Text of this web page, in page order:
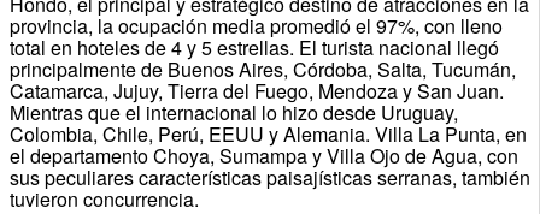
provincia, la ocupación media promedió el 97%, con lleno
total en hoteles de 4 y 5 estrellas. El turista nacional llegó
principalmente de Buenos Aires, Córdoba, Salta, Tucumán,
Catamarca, Jujuy, Tierra del Fuego, Mendoza y San Juan.
Mientras que el internacional lo hizo desde Uruguay,
Colombia, Chile, Perú, EEUU y Alemania. Villa La Punta, en
el departamento Choya, Sumampa y Villa Ojo de Agua, con
sus peculiares características paisajísticas serranas, también
tuvieron concurrencia.